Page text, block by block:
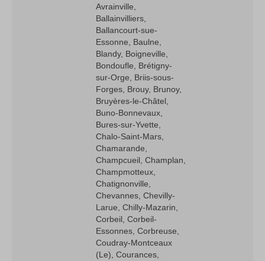
Avrainville,
Ballainvilliers,
Ballancourt-sue-
Essonne, Baulne,
Blandy, Boigneville,
Bondoufle, Brétigny-
sur-Orge, Briis-sous-
Forges, Brouy, Brunoy,
Bruyères-le-Châtel,
Buno-Bonnevaux,
Bures-sur-Yvette,
Chalo-Saint-Mars,
Chamarande,
Champcueil, Champlan,
Champmotteux,
Chatignonville,
Chevannes, Chevilly-
Larue, Chilly-Mazarin,
Corbeil, Corbeil-
Essonnes, Corbreuse,
Coudray-Montceaux
(Le), Courances,